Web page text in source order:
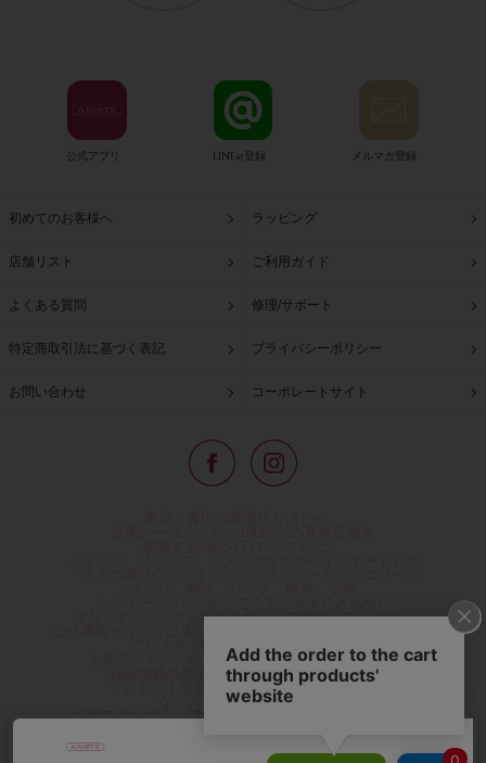
公式アプリ LINE@登録 メルマガ登録
初めてのお客様へ ラッピング
店舗リスト ご利用ガイド
よくある質問 修理/サポート
特定商取引法に基づく表記 プライバシーポリシー
お問い合わせ コーポレートサイト
オリジナルアイテムなどを幅広くご用意しています。
アビステの幅広い商品を取り揃え、
人気ランキングやテレビなどメディア着用商品、
雑誌掲載商品情報を紹介するコンテンツ、
プレゼント包装無料や独自のポイント還元
などのサービスをご提供。
心躍るインポートアクセサリーや時計、小物などで、
夢やときめきを与えられるよう願っています。